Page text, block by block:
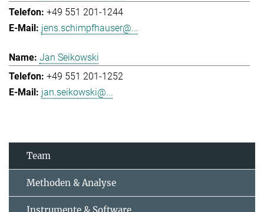
+49 551 201-1244
jens.schimpfhauser@...
Jan Seikowski
+49 551 201-1252
jan.seikowski@...
Team
Methoden & Analyse
Instrumente & Software